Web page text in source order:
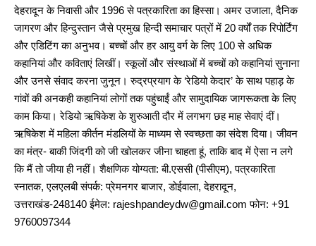
देहरादून के निवासी और 1996 से पत्रकारिता का हिस्सा। अमर उजाला, दैनिक
जागरण और हिन्दुस्तान जैसे प्रमुख हिन्दी समाचार पत्रों में 20 वर्षों तक रिपोर्टिंग
और एडिटिंग का अनुभव। बच्चों और हर आयु वर्ग के लिए 100 से अधिक
कहानियां और कविताएं लिखीं। स्कूलों और संस्थाओं में बच्चों को कहानियां सुनाना
और उनसे संवाद करना जुनून। रुद्रप्रयाग के ‘रेडियो केदार’ के साथ पहाड़ के
गांवों की अनकही कहानियां लोगों तक पहुंचाईं और सामुदायिक जागरूकता के लिए
काम किया। रेडियो ऋषिकेश के शुरुआती दौर में लगभग छह माह सेवाएं दीं।
ऋषिकेश में महिला कीर्तन मंडलियों के माध्यम से स्वच्छता का संदेश दिया। जीवन
का मंत्र- बाकी जिंदगी को जी खोलकर जीना चाहता हूं, ताकि बाद में ऐसा न लगे
कि मैं तो जीया ही नहीं। शैक्षणिक योग्यता: बी.एससी (पीसीएम), पत्रकारिता
स्नातक, एलएलबी संपर्क: प्रेमनगर बाजार, डोईवाला, देहरादून,
उत्तराखंड-248140 ईमेल: rajeshpandeydw@gmail.com फोन: +91
9760097344